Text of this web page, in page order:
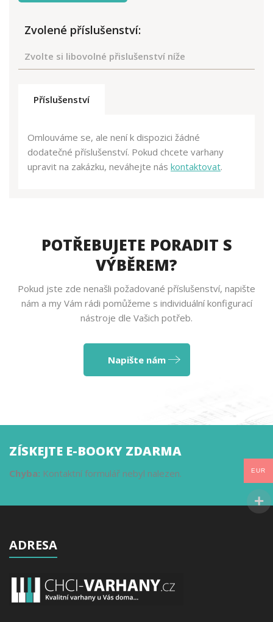
Zvolené příslušenství:
Zvolte si libovolné přislušenství níže
Příslušenství
Omlouváme se, ale není k dispozici žádné
dodatečné příslušenství. Pokud chcete varhany
upravit na zakázku, neváhejte nás kontaktovat.
POTŘEBUJETE PORADIT S
VÝBĚREM?
Pokud jste zde nenašli požadované příslušenství, napište
nám a my Vám rádi pomůžeme s individuální konfigurací
nástroje dle Vašich potřeb.
Napište nám
ZÍSKEJTE E-BOOKY ZDARMA
Chyba: Kontaktní formulář nebyl nalezen.
ADRESA
EUR